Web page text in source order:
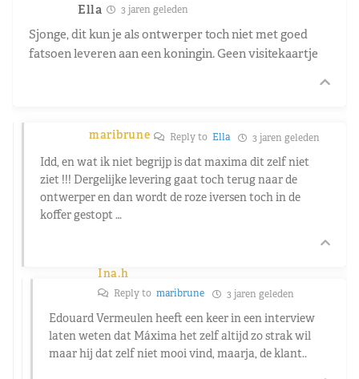
Ella 3 jaren geleden
Sjonge, dit kun je als ontwerper toch niet met goed
fatsoen leveren aan een koningin. Geen visitekaartje
maribrune Reply toElla 3 jaren geleden
Idd, en wat ik niet begrijp is dat maxima dit zelf niet
ziet !!! Dergelijke levering gaat toch terug naar de
ontwerper en dan wordt de roze iversen toch in de
koffer gestopt …
Ina.h
Reply to maribrune 3 jaren geleden
Edouard Vermeulen heeft een keer in een interview
laten weten dat Máxima het zelf altijd zo strak wil
maar hij dat zelf niet mooi vind, maarja, de klant..